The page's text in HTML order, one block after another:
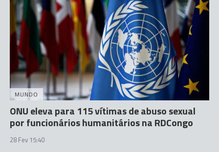
MUNDO
ONU eleva para 115 vítimas de abuso sexual
por funcionários humanitários na RDCongo
28 Fev 15:40